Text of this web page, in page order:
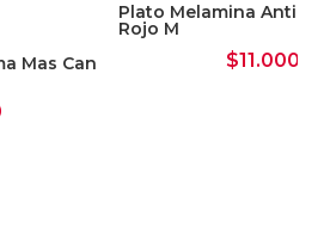
Mas Can
Plato Melamina Anti
Rojo M
$11.000